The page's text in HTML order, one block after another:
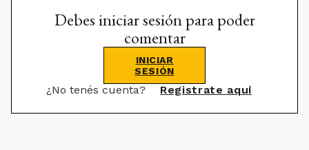
Debes iniciar sesión para poder
comentar
INICIAR
SESIÓN
¿No tenés cuenta? Registrate aquí